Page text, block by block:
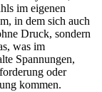
im eigenen
in dem sich auch
Druck, sondern
was im
Spannungen,
oder
kommen.